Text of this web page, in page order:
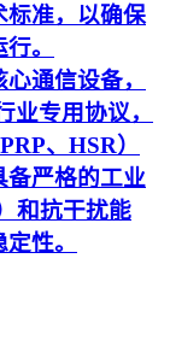
标准，以确保
。
通信设备，
业专用协议，
、HSR）
备严格的工业
和抗干扰能
性。